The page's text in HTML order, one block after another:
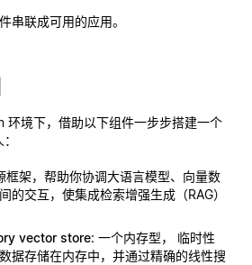
串联成可用的应用。
环境下，借助以下组件一步步搭建一个
框架，帮助你协调大语言模型、向量数
的交互，使集成检索增强生成（RAG）
vector store: 一个内存型， 临时性
据存储在内存中，并通过精确的线性搜